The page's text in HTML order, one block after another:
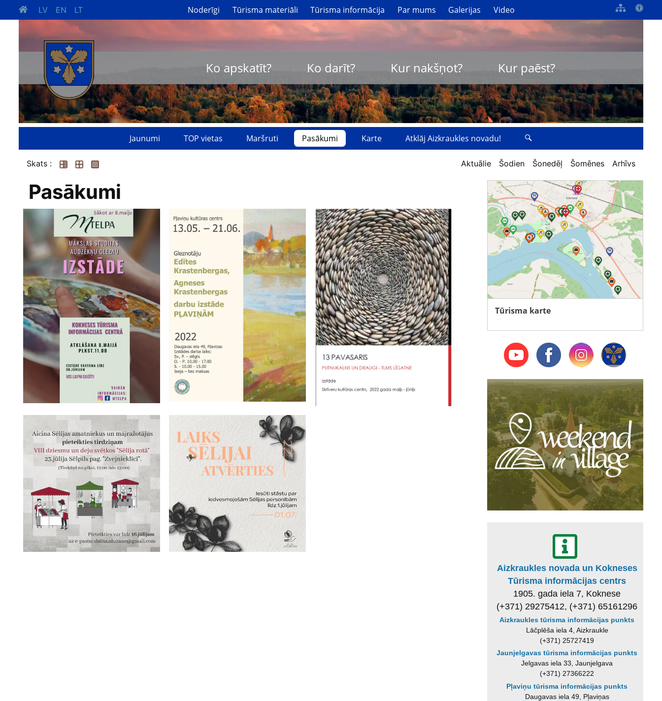
LV EN LT Noderīgi Tūrisma materiāli Tūrisma informācija Par mums Galerijas Video
Ko apskatīt? Ko darīt? Kur nakšņot? Kur paēst?
Jaunumi TOP vietas Maršruti Pasākumi Karte Atklāj Aizkraukles novadu!
Skats : Aktuālie Šodien Šonedēļ Šomēnes Arhīvs
Pasākumi
Tūrisma karte
Aizkraukles novada un Kokneses
Tūrisma informācijas centrs
1905. gada iela 7, Koknese
(+371) 29275412, (+371) 65161296
Aizkraukles tūrisma informācijas punkts
Lāčplēša iela 4, Aizkraukle
(+371) 25727419
Jaunjelgavas tūrisma informācijas punkts
Jelgavas iela 33, Jaunjelgava
(+371) 27366222
Pļaviņu tūrisma informācijas punkts
Daugavas iela 49, Pļaviņas